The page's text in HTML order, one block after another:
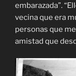
embarazada”.
vecina que era
personas que
amistad que